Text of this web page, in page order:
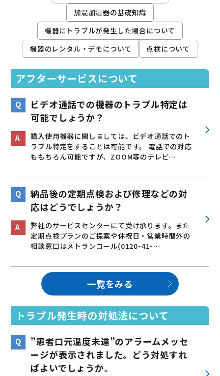
加温加湿器の基礎知識
機器にトラブルが発生した場合について
機器のレンタル・デモについて
点検について
アフターサービスについて
ビデオ通話での機器のトラブル特定は
可能でしょうか？
購入使用機器に関しましては、ビデオ通話でのト
ラブル特定をすることは可能です。 電話での対応
ももちろん可能ですが、ZOOM等のテレビ…
納品後の定期点検および修理などの対
応はどうでしょうか？
弊社のサービスセンターにて受け承ります。また
定期点検プランのご提案や休祝日・営業時間外の
相談窓口はメトランコール(0120-41-…
一覧をみる
トラブル発生時の対処法について
”患者口元温度未達”のアラームメッセ
ージが表示されました。どう対処すれ
ばよいでしょうか。